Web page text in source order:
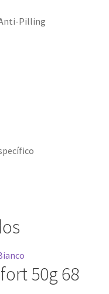
Pilling
50g 68